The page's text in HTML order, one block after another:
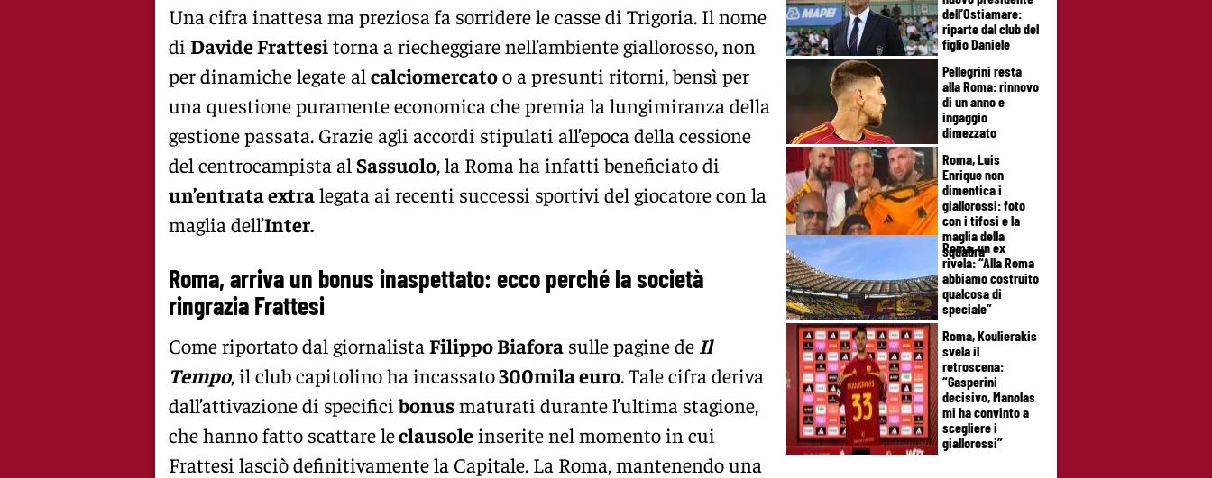
Una cifra inattesa ma preziosa fa sorridere le casse di Trigoria. Il nome
di Davide Frattesitorna a riecheggiare nell’ambiente giallorosso, non
per dinamiche legate al calciomercatoo a presunti ritorni, bensì per
una questione puramente economica che premia la lungimiranza della
gestione passata. Grazie agli accordi stipulati all’epoca della cessione
del centrocampista al Sassuolo, la Roma ha infatti beneficiato di
un’entrata extralegata ai recenti successi sportivi del giocatore con la
maglia dell’Inter.
Roma, arriva un bonus inaspettato: ecco perché la società
ringrazia Frattesi
Come riportato dal giornalista Filippo Biafora sulle pagine de Il
Tempo, il club capitolino ha incassato300mila euro. Tale cifra deriva
dall’attivazione di specificibonusmaturati durante l’ultima stagione,
che hanno fatto scattare leclausoleinserite nel momento in cui
Frattesi lasciò definitivamente la Capitale. La Roma, mantenendo una
dell’Ostiamare:
riparte dal club del
figlio Daniele
Pellegrini resta
alla Roma: rinnovo
di un anno e
ingaggio
dimezzato
Roma, Luis
Enrique non
dimentica i
giallorossi: foto
con i tifosi e la
maglia della
squadra
Roma, un ex
rivela: “Alla Roma
abbiamo costruito
qualcosa di
speciale”
Roma, Koulierakis
svela il
retroscena:
“Gasperini
decisivo, Manolas
mi ha convinto a
scegliere i
giallorossi”